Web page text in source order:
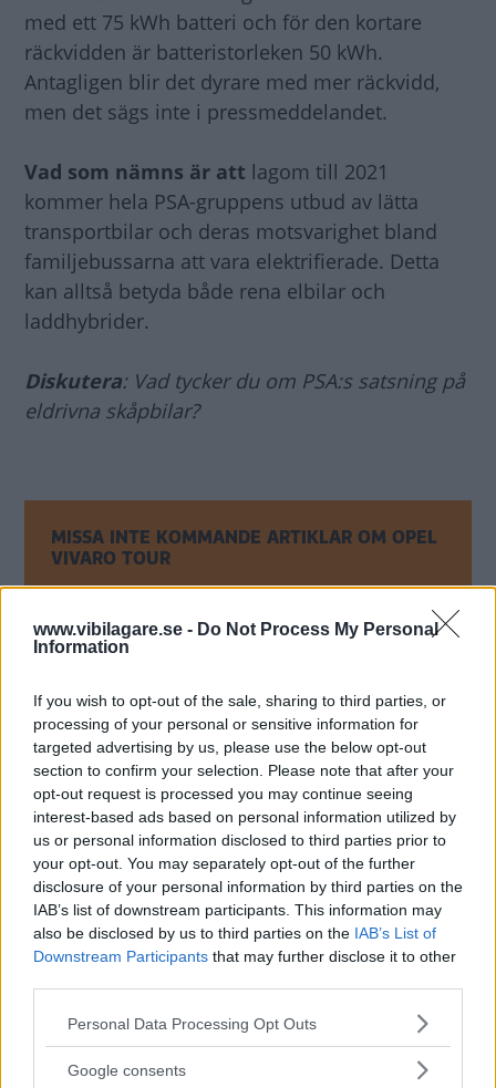
www.vibilagare.se - Do Not Process My Personal
Information
If you wish to opt-out of the sale, sharing to third parties, or
processing of your personal or sensitive information for
targeted advertising by us, please use the below opt-out
section to confirm your selection. Please note that after your
opt-out request is processed you may continue seeing
interest-based ads based on personal information utilized by
us or personal information disclosed to third parties prior to
your opt-out. You may separately opt-out of the further
disclosure of your personal information by third parties on the
IAB’s list of downstream participants. This information may
also be disclosed by us to third parties on the IAB’s List of
Downstream Participants that may further disclose it to other
Please note that this website/app uses one or more Google
not limited to your visit or usage behaviour. You may click to
Personal Data Processing Opt Outs
Google consents
med ett 75 kWh batteri och för den kortare
räckvidden är batteristorleken 50 kWh.
Antagligen blir det dyrare med mer räckvidd,
men det sägs inte i pressmeddelandet.
Vad som nämns är att lagom till 2021
kommer hela PSA-gruppens utbud av lätta
transportbilar och deras motsvarighet bland
familjebussarna att vara elektrifierade. Detta
kan alltså betyda både rena elbilar och
laddhybrider.
Diskutera: Vad tycker du om PSA:s satsning på
eldrivna skåpbilar?
MISSA INTE KOMMANDE ARTIKLAR OM OPEL
VIVARO TOUR
Få vårt nyhetsbrev utan kostnad
Genom att anmäla dig godkänner du OK-förlagets
personuppgiftspolicy.
ÄMNEN I ARTIKELN
Nyheter
Citroën Jumpy
KOMMENTARER